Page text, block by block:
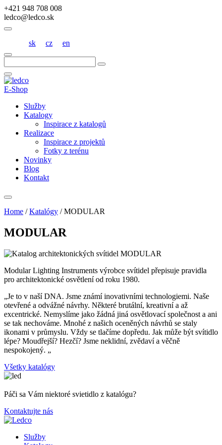
+421 948 708 008
ledco@ledco.sk
sk cz en
E-Shop
Služby
Katalogy
Inspirace z katalogů
Realizace
Inspirace z projektů
Fotky z terénu
Novinky
Blog
Kontakt
Home /Katalógy /MODULAR
MODULAR
Modular Lighting Instruments výrobce svítidel přepisuje pravidla
pro architektonické osvětlení od roku 1980.
„Je to v naší DNA. Jsme známí inovativními technologiemi. Naše
otevřené a odvážné návrhy. Některé brutální, kreativní a až
excentrické. Nemyslíme jako žádná jiná osvětlovací společnost a ani
se tak nechováme. Mnohé z našich oceněných návrhů se staly
ikonami v průmyslu. Vždy se tlačíme dopředu. Jak může být svítidlo
lépe? Moudřejší? Hezčí? Jsme neklidní, zvědaví a věčně
nespokojený. „
Všetky katalógy
Páči sa Vám niektoré svietidlo z katalógu?
Kontaktujte nás
Služby